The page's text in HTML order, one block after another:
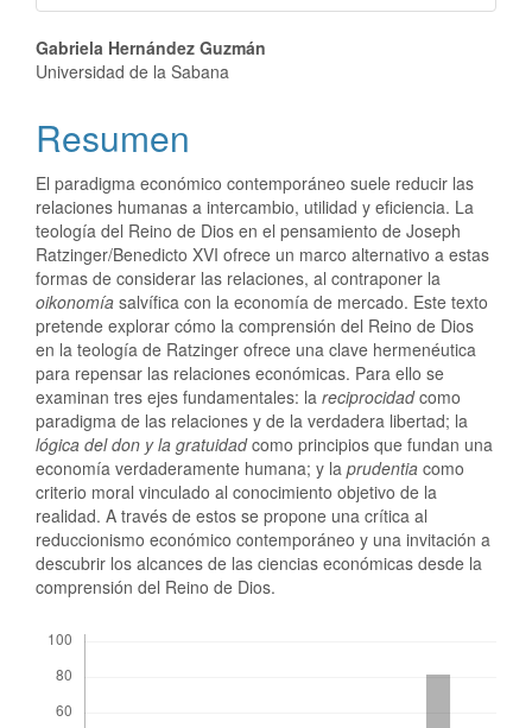
Gabriela Hernández Guzmán
Universidad de la Sabana
Resumen
El paradigma económico contemporáneo suele reducir las
relaciones humanas a intercambio, utilidad y eficiencia. La
teología del Reino de Dios en el pensamiento de Joseph
Ratzinger/Benedicto XVI ofrece un marco alternativo a estas
formas de considerar las relaciones, al contraponer la
oikonomía salvífica con la economía de mercado. Este texto
pretende explorar cómo la comprensión del Reino de Dios
en la teología de Ratzinger ofrece una clave hermenéutica
para repensar las relaciones económicas. Para ello se
examinan tres ejes fundamentales: la reciprocidadcomo
paradigma de las relaciones y de la verdadera libertad; la
lógica del don y la gratuidadcomo principios que fundan una
economía verdaderamente humana; y la prudentia como
criterio moral vinculado al conocimiento objetivo de la
realidad. A través de estos se propone una crítica al
reduccionismo económico contemporáneo y una invitación a
descubrir los alcances de las ciencias económicas desde la
comprensión del Reino de Dios.